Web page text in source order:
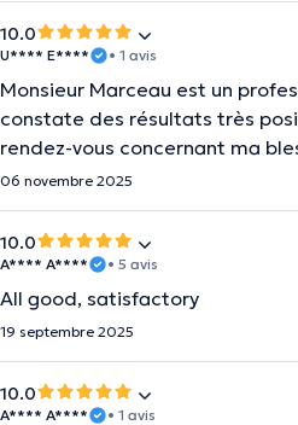
10.0
U**** E**** • 1 avis
Monsieur Marceau est un
constate des résultats très
rendez-vous concernant ma
06 novembre 2025
10.0
A**** A**** • 5 avis
All good, satisfactory
19 septembre 2025
10.0
A**** A**** • 1 avis